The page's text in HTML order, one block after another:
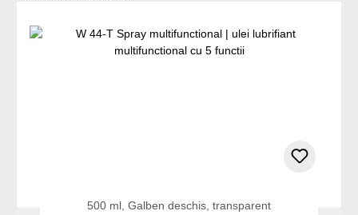
500 ml, Galben deschis, transparent